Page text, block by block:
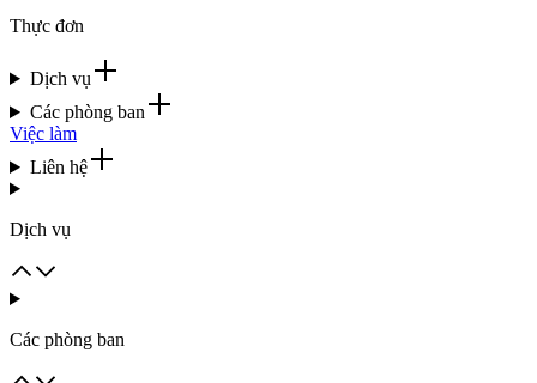
Thực đơn
Dịch vụ
Các phòng ban
Việc làm
Liên hệ
Dịch vụ
Các phòng ban